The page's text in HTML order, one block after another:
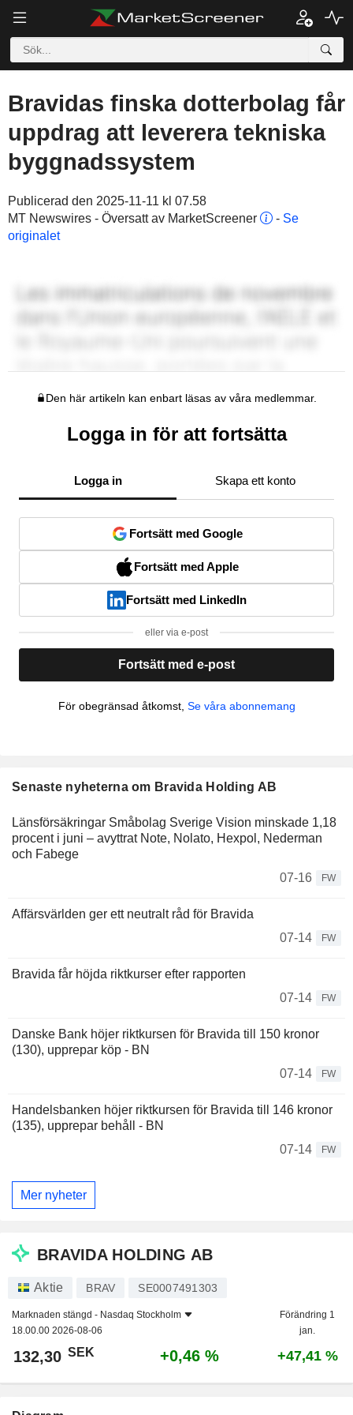
Bravidas finska dotterbolag får
uppdrag att leverera tekniska
byggnadssystem
Publicerad den 2025-11-11 kl 07.58
MT Newswires - Översatt av MarketScreener
- Se
originalet
Den här artikeln kan enbart läsas av våra medlemmar.
Logga in för att fortsätta
Logga in Skapa ett konto
Fortsätt med Google
Fortsätt med Apple
Fortsätt med LinkedIn
eller via e-post
Fortsätt med e-post
För obegränsad åtkomst, Se våra abonnemang
Senaste nyheterna om Bravida Holding AB
Länsförsäkringar Småbolag Sverige Vision minskade 1,18
procent i juni – avyttrat Note, Nolato, Hexpol, Nederman
och Fabege
07-16
FW
Affärsvärlden ger ett neutralt råd för Bravida
07-14
FW
Bravida får höjda riktkurser efter rapporten
07-14
FW
Danske Bank höjer riktkursen för Bravida till 150 kronor
(130), upprepar köp - BN
07-14
FW
Handelsbanken höjer riktkursen för Bravida till 146 kronor
(135), upprepar behåll - BN
07-14
FW
Mer nyheter
BRAVIDA HOLDING AB
Aktie BRAV SE0007491303
Marknaden stängd - Nasdaq Stockholm
18.00.00 2026-08-06
Förändring 1
jan.
132,30 SEK +0,46 % +47,41 %